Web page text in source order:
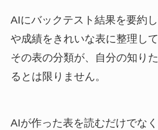
AIにバックテスト結果を要約
や成績をきれいな表に整理し
その表の分類が、自分の知り
るとは限りません。
AIが作った表を読むだけでな